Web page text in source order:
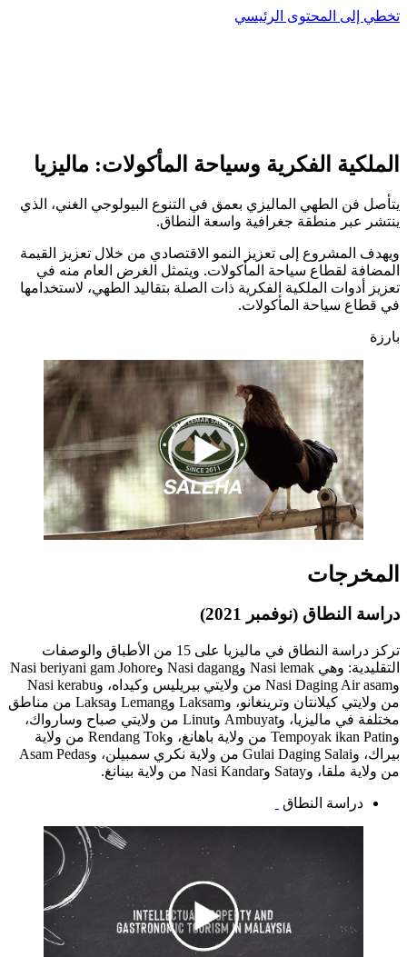
تخطي إلى المحتوى الرئيسي
الملكية الفكرية وسياحة المأكولات: ماليزيا
يتأصل فن الطهي الماليزي بعمق في التنوع البيولوجي الغني، الذي
ينتشر عبر منطقة جغرافية واسعة النطاق.
ويهدف المشروع إلى تعزيز النمو الاقتصادي من خلال تعزيز القيمة
المضافة لقطاع سياحة المأكولات. ويتمثل الغرض العام منه في
تعزيز أدوات الملكية الفكرية ذات الصلة بتقاليد الطهي، لاستخدامها
في قطاع سياحة المأكولات.
بارزة
المخرجات
دراسة النطاق (نوفمبر 2021)
تركز دراسة النطاق في ماليزيا على 15 من الأطباق والوصفات
التقليدية: وهي Nasi lemak وNasi dagang وNasi beriyani gam Johore
وNasi Daging Air asam من ولايتي بيريليس وكيداه، وNasi kerabu
من ولايتي كيلانتان وترينغانو، وLaksam وLemang وLaksa من مناطق
مختلفة في ماليزيا، وAmbuyat وLinut من ولايتي صباح وسارواك،
وTempoyak ikan Patin من ولاية باهانغ، وRendang Tok من ولاية
بيراك، وGulai Daging Salai من ولاية نكري سمبيلن، وAsam Pedas
من ولاية ملقا، وSatay وNasi Kandar من ولاية بينانغ.
دراسة النطاق